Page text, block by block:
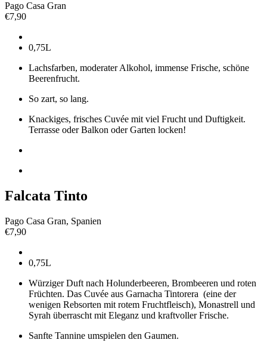
Pago Casa Gran
€7,90
0,75L
Lachsfarben, moderater Alkohol, immense Frische, schöne
Beerenfrucht.
So zart, so lang.
Knackiges, frisches Cuvée mit viel Frucht und Duftigkeit.
Terrasse oder Balkon oder Garten locken!
Falcata Tinto
Pago Casa Gran, Spanien
€7,90
0,75L
Würziger Duft nach Holunderbeeren, Brombeeren und roten
Früchten. Das Cuvée aus Garnacha Tintorera (eine der
wenigen Rebsorten mit rotem Fruchtfleisch), Monastrell und
Syrah überrascht mit Eleganz und kraftvoller Frische.
Sanfte Tannine umspielen den Gaumen.